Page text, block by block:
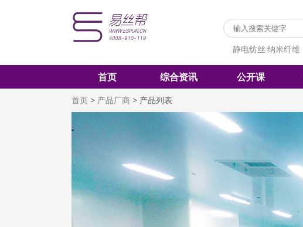
静电纺丝 纳米纤维
首页 综合资讯 公开课
首页 > 产品厂商 > 产品列表